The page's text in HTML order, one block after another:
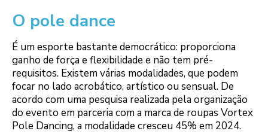
O pole dance
É um esporte bastante democrático: proporciona
ganho de força e flexibilidade e não tem pré-
requisitos. Existem várias modalidades, que podem
focar no lado acrobático, artístico ou sensual. De
acordo com uma pesquisa realizada pela organização
do evento em parceria com a marca de roupas Vortex
Pole Dancing, a modalidade cresceu 45% em 2024.